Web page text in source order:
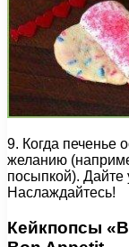
9. Когда печенье
желанию
посыпкой). Дайте
Наслаждайтесь!
Кейкпопсы